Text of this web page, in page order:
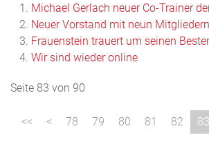
Michael Gerlach neuer Co-Trainer
Neuer Vorstand mit neun
Frauenstein trauert um seinen
Wir sind wieder online
Seite 83 von 90
78 79 80 81 82 83